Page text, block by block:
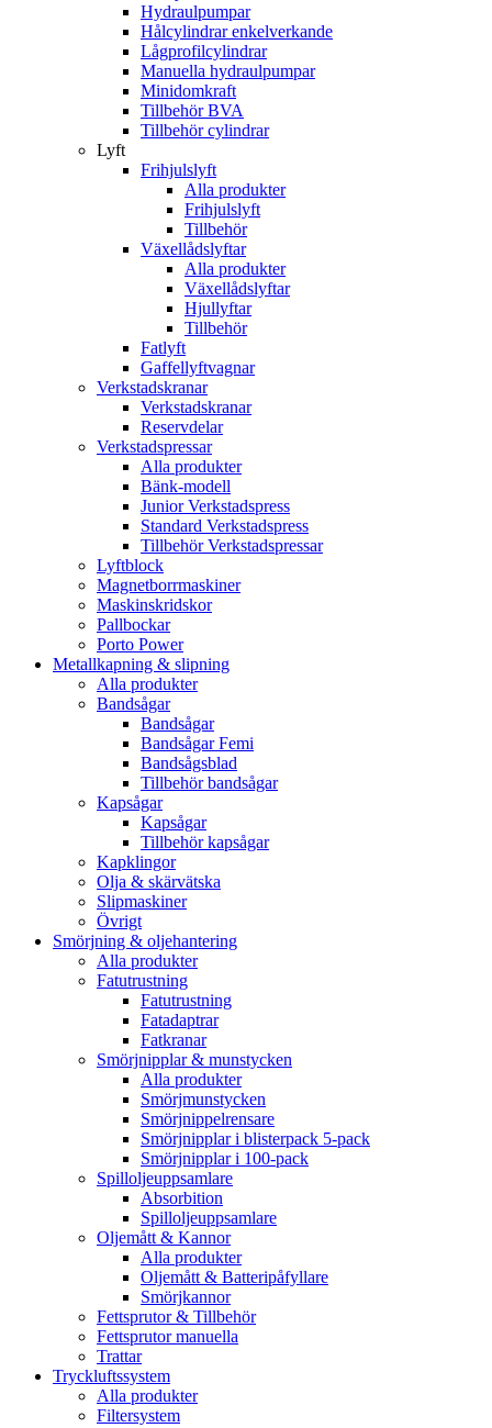
Hydraulpumpar
Hålcylindrar enkelverkande
Lågprofilcylindrar
Manuella hydraulpumpar
Minidomkraft
Tillbehör BVA
Tillbehör cylindrar
Lyft
Frihjulslyft
Alla produkter
Frihjulslyft
Tillbehör
Växellådslyftar
Alla produkter
Växellådslyftar
Hjullyftar
Tillbehör
Fatlyft
Gaffellyftvagnar
Verkstadskranar
Verkstadskranar
Reservdelar
Verkstadspressar
Alla produkter
Bänk-modell
Junior Verkstadspress
Standard Verkstadspress
Tillbehör Verkstadspressar
Lyftblock
Magnetborrmaskiner
Maskinskridskor
Pallbockar
Porto Power
Metallkapning & slipning
Alla produkter
Bandsågar
Bandsågar
Bandsågar Femi
Bandsågsblad
Tillbehör bandsågar
Kapsågar
Kapsågar
Tillbehör kapsågar
Kapklingor
Olja & skärvätska
Slipmaskiner
Övrigt
Smörjning & oljehantering
Alla produkter
Fatutrustning
Fatutrustning
Fatadaptrar
Fatkranar
Smörjnipplar & munstycken
Alla produkter
Smörjmunstycken
Smörjnippelrensare
Smörjnipplar i blisterpack 5-pack
Smörjnipplar i 100-pack
Spilloljeuppsamlare
Absorbition
Spilloljeuppsamlare
Oljemått & Kannor
Alla produkter
Oljemått & Batteripåfyllare
Smörjkannor
Fettsprutor & Tillbehör
Fettsprutor manuella
Trattar
Tryckluftssystem
Alla produkter
Filtersystem